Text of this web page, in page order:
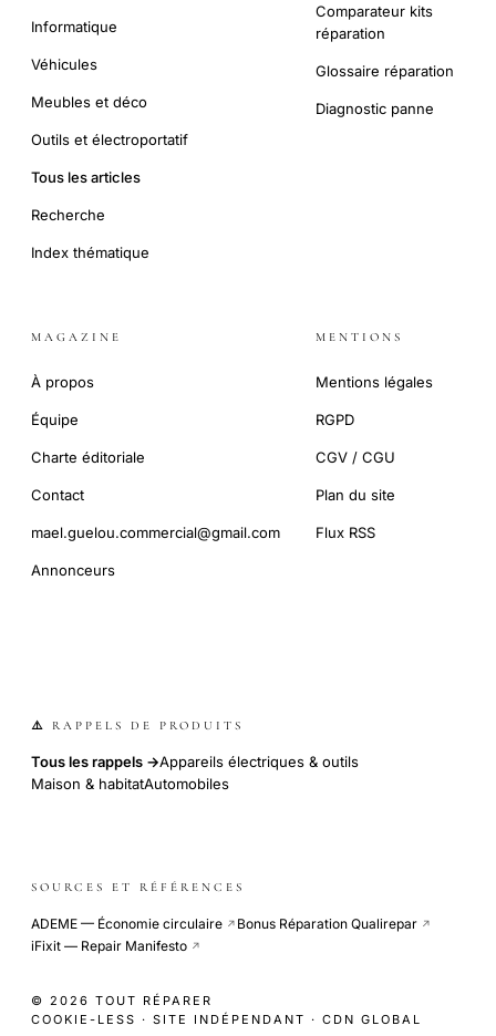
Informatique
Véhicules
Meubles et déco
Outils et électroportatif
Tous les articles
Recherche
Index thématique
Comparateur kits
réparation
Glossaire réparation
Diagnostic panne
MAGAZINE
À propos
Équipe
Charte éditoriale
Contact
mael.guelou.commercial@gmail.com
Annonceurs
MENTIONS
Mentions légales
RGPD
CGV / CGU
Plan du site
Flux RSS
⚠️ RAPPELS DE PRODUITS
Tous les rappels →Appareils électriques & outils
Maison & habitatAutomobiles
SOURCES ET RÉFÉRENCES
ADEME — Économie circulaire ↗ Bonus Réparation Qualirepar ↗
iFixit — Repair Manifesto ↗
© 2026 TOUT RÉPARER
COOKIE-LESS · SITE INDÉPENDANT · CDN GLOBAL